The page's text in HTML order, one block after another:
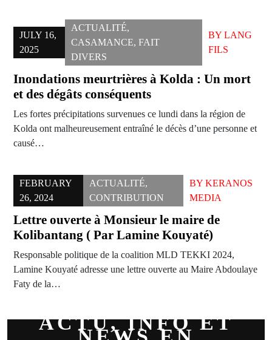
JULY 16,
2025
ACTUALITÉ,
CASAMANCE, FAIT
DIVERS
BYLANG
FILS
Inondations meurtrières à Kolda : Un mort
et des dégâts conséquents
Les fortes précipitations survenues ce lundi dans la région de
Kolda ont malheureusement entraîné le décès d’une personne et
causé…
FEBRUARY
26, 2024
ACTUALITÉ,
CONTRIBUTION
BY KERANOS
MEDIA
Lettre ouverte à Monsieur le maire de
Kolibantang ( Par Lamine Kouyaté)
Responsable politique de la coalition MLD TEKKI 2024,
Lamine Kouyaté adresse une lettre ouverte au Maire Abdoulaye
Faty de la…
ACTU, INFO ET